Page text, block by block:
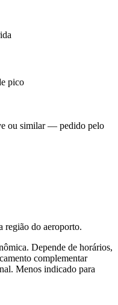
pico
ou similar — pedido pelo
região do aeroporto.
Depende de horários,
complementar
Menos indicado para